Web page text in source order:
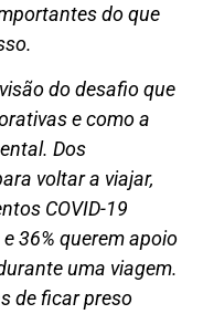
do que
do desafio que
e como a
Dos
voltar a viajar,
COVID-19
36% querem apoio
uma viagem.
de ficar preso